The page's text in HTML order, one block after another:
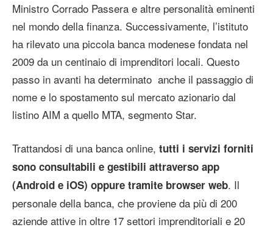
Ministro Corrado Passera e altre personalità eminenti
nel mondo della finanza. Successivamente, l’istituto
ha rilevato una piccola banca modenese fondata nel
2009 da un centinaio di imprenditori locali. Questo
passo in avanti ha determinato anche il passaggio di
nome e lo spostamento sul mercato azionario dal
listino AIM a quello MTA, segmento Star.
Trattandosi di una banca online, tutti i servizi forniti
sono consultabili e gestibili attraverso app
(Android e iOS) oppure tramite browser web. Il
personale della banca, che proviene da più di 200
aziende attive in oltre 17 settori imprenditoriali e 20